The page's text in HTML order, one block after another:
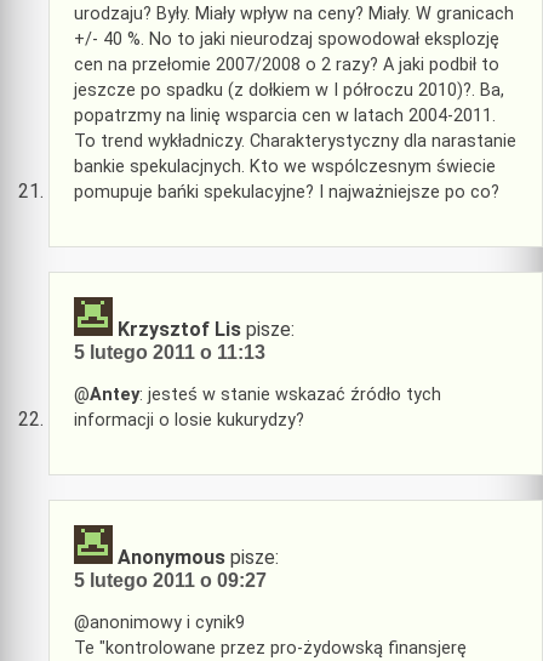
urodzaju? Były. Miały wpływ na ceny? Miały. W granicach
+/- 40 %. No to jaki nieurodzaj spowodował eksplozję
cen na przełomie 2007/2008 o 2 razy? A jaki podbił to
jeszcze po spadku (z dołkiem w I półroczu 2010)?. Ba,
popatrzmy na linię wsparcia cen w latach 2004-2011.
To trend wykładniczy. Charakterystyczny dla narastanie
bankie spekulacjnych. Kto we wspólczesnym świecie
pomupuje bańki spekulacyjne? I najważniejsze po co?
Krzysztof Lis pisze:
5 lutego 2011 o 11:13
@Antey: jesteś w stanie wskazać źródło tych
informacji o losie kukurydzy?
Anonymous pisze:
5 lutego 2011 o 09:27
@anonimowy i cynik9
Te "kontrolowane przez pro-żydowską finansjerę